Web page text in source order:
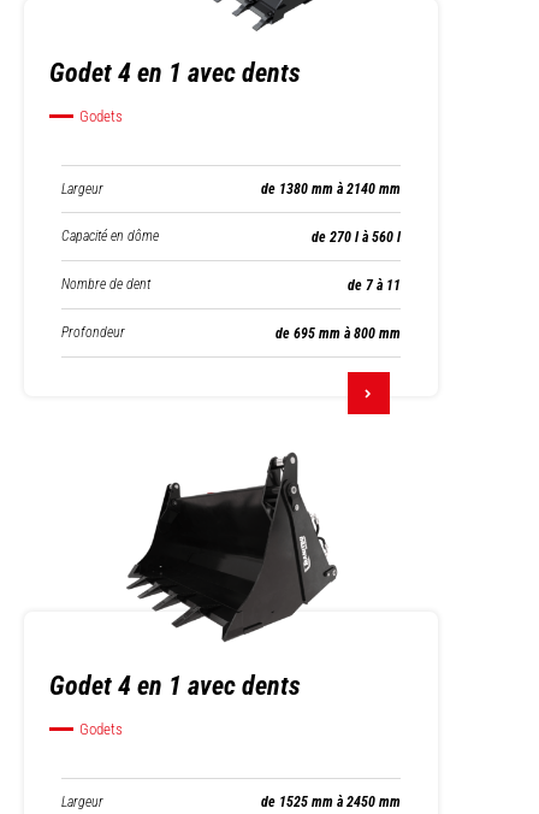
Godet 4 en 1 avec dents
Godets
Largeur de 1380 mm à 2140 mm
Capacité en dôme de 270 l à 560 l
Nombre de dent de 7 à 11
Profondeur de 695 mm à 800 mm
Godet 4 en 1 avec dents
Godets
Largeur de 1525 mm à 2450 mm